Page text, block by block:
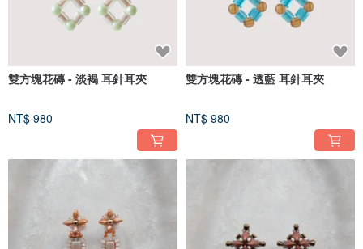
雙方塊花磚 - 淡褐 耳針耳夾
NT$ 980
雙方塊花磚 - 透藍 耳針耳夾
NT$ 980